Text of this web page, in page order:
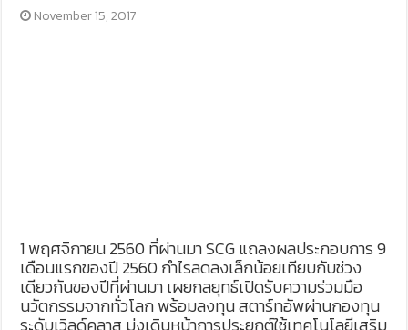
November 15, 2017
1 พฤศจิกายน 2560 ที่ผ่านมา SCG แถลงผลประกอบการ 9
เดือนแรกของปี 2560 กำไรลดลงเล็กน้อยเทียบกับช่วง
เดียวกันของปีที่ผ่านมา เผยกลยุทธ์เปิดรับความร่วมมือ
นวัตกรรมจากทั่วโลก พร้อมลงทุน สตาร์ทอัพผ่านกองทุน